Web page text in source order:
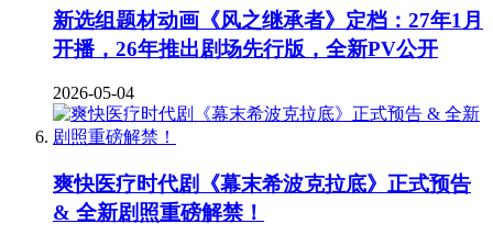
新选组题材动画《风之继承者》定档：27年1月
开播，26年推出剧场先行版，全新PV公开
2026-05-04
爽快医疗时代剧《幕末希波克拉底》正式预告
& 全新剧照重磅解禁！